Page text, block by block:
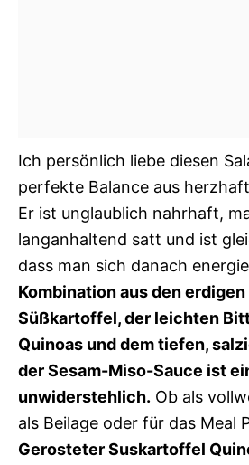
Ich persönlich liebe diesen
perfekte Balance aus
Er ist unglaublich nahrhaft,
langanhaltend satt und ist
dass man sich danach
Kombination aus den
Süßkartoffel, der leichten
Quinoas und dem tiefen,
der Sesam-Miso-Sauce ist
unwiderstehlich. Ob als
als Beilage oder für das Meal
Gerosteter Suskartoffel